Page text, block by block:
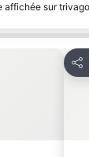
affichée sur